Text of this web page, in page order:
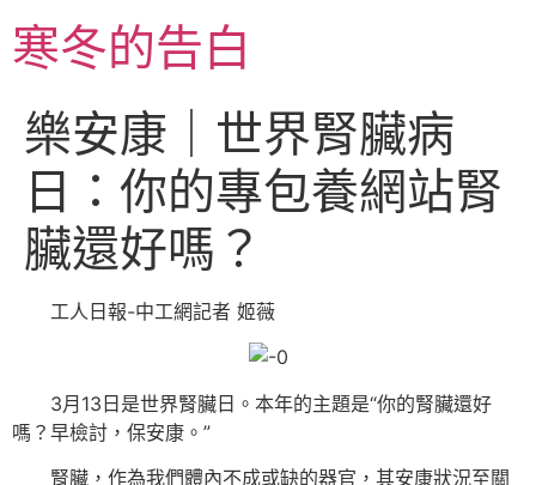
至
主寒冬的告白
樂安康｜世界腎臟病
日：你的專包養網站腎
臟還好嗎？
工人日報-中工網記者 姬薇
3月13日是世界腎臟日。本年的主題是“你的腎臟還好
嗎？早檢討，保安康。”
腎臟，作為我們體內不成或缺的器官，其安康狀況至關